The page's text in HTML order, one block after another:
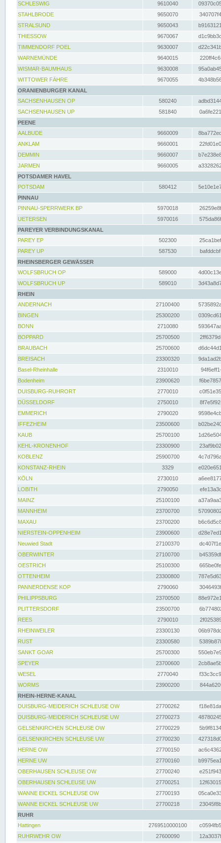
SCHLESWIG
9610040
STAHLBRODE
9650070
STRALSUND
9650043
THIESSOW
9670067
TIMMENDORF POEL
9630007
WARNEMÜNDE
9640015
WISMAR-BAUMHAUS
9630008
WITTOWER FÄHRE
9670055
ORANIENBURGER KANAL
SACHSENHAUSEN OP
580240
SACHSENHAUSEN UP
581840
PEENE
AALBUDE
9660009
ANKLAM
9660001
DEMMIN
9660007
JARMEN
9660005
POTSDAMER HAVEL
POTSDAM
580412
PINNAU
PINNAU-SPERRWERK BP
5970018
UETERSEN
5970016
PAREYER VERBINDUNGSKANAL
PAREY EP
502300
PAREY UP
587530
RHEINSBERGER GEWÄSSER
WOLFSBRUCH OP
589000
WOLFSBRUCH UP
589010
RHEIN
ANDERNACH
27100400
BINGEN
25300200
BONN
2710080
BOPPARD
25700500
BRAUBACH
25700600
BREISACH
23300320
Basel-Rheinhalle
2310010
Bodenheim
23900620
DUISBURG-RUHRORT
2770010
DÜSSELDORF
2750010
EMMERICH
2790020
IFFEZHEIM
23500600
KAUB
25700100
KEHL-KRONENHOF
23300900
KOBLENZ
25900700
KONSTANZ-RHEIN
3329
KÖLN
2730010
LOBITH
2790050
MAINZ
25100100
MANNHEIM
23700700
MAXAU
23700200
NIERSTEIN-OPPENHEIM
23900600
Neuwied Stadt
27100370
OBERWINTER
27100700
OESTRICH
25100300
OTTENHEIM
23300800
PANNERDENSE KOP
2790060
PHILIPPSBURG
23700500
PLITTERSDORF
23500700
REES
2790010
RHEINWEILER
23300130
RUST
23300580
SANKT GOAR
25700300
SPEYER
23700600
WESEL
2770040
WORMS
23900200
RHEIN-HERNE-KANAL
DUISBURG-MEIDERICH SCHLEUSE OW
27700262
DUISBURG-MEIDERICH SCHLEUSE UW
27700273
GELSENKIRCHEN SCHLEUSE OW
27700229
GELSENKIRCHEN SCHLEUSE UW
27700230
HERNE OW
27700150
HERNE UW
27700160
OBERHAUSEN SCHLEUSE OW
27700240
OBERHAUSEN SCHLEUSE UW
27700251
WANNE EICKEL SCHLEUSE OW
27700193
WANNE EICKEL SCHLEUSE UW
27700218
RUHR
Hattingen
2769510000100
RUHRWEHR OW
27600090